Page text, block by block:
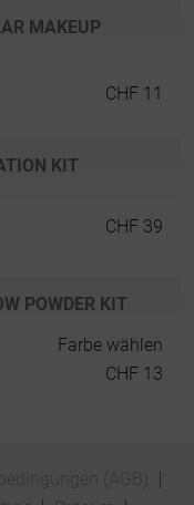
MAKEUP
CHF 11
KIT
CHF 39
POWDER KIT
Farbe wählen
CHF 13